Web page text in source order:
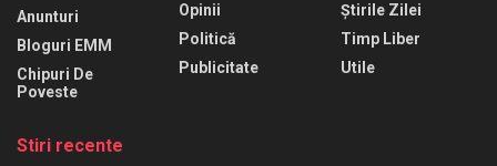
Anunturi
Bloguri EMM
Chipuri De
Poveste
Opinii
Politică
Publicitate
Știrile Zilei
Timp Liber
Utile
Stiri recente